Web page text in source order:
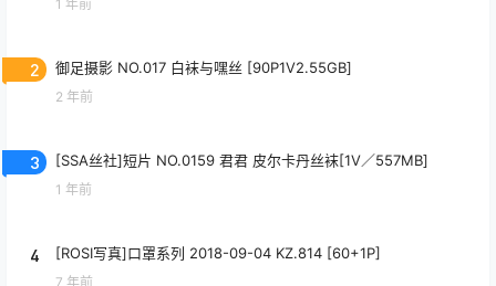
1 年前
2 御足摄影 NO.017 白袜与嘿丝 [90P1V2.55GB]
2 年前
3 [SSA丝社]短片 NO.0159 君君 皮尔卡丹丝袜[1V／557MB]
1 年前
4 [ROSI写真]口罩系列 2018-09-04 KZ.814 [60+1P]
7 年前